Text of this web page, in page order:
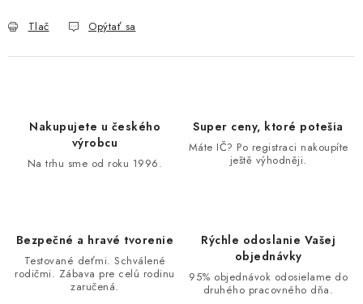
Tlač Opýtať sa
Nakupujete u českého
výrobcu
Na trhu sme od roku 1996.
Super ceny, ktoré potešia
Máte IČ? Po registraci nakoupíte
ještě výhodněji.
Bezpečné a hravé tvorenie
Testované deťmi. Schválené
rodičmi. Zábava pre celú rodinu
zaručená.
Rýchle odoslanie Vašej
objednávky
95% objednávok odosielame do
druhého pracovného dňa.